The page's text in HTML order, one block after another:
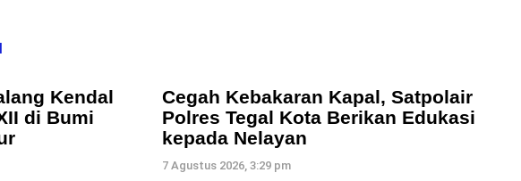
Kendal
di Bumi
Cegah Kebakaran Kapal, Satpolair
Polres Tegal Kota Berikan Edukasi
kepada Nelayan
7 Agustus 2026, 3:29 pm